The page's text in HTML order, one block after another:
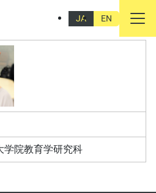
JA EN
学院教育学研究科